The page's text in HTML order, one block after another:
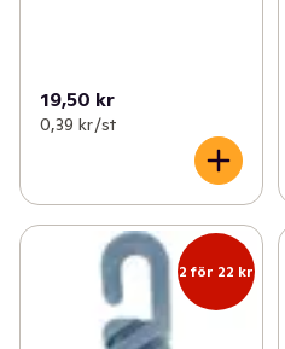
19,50 kr
0,39 kr /st
2 för 22 kr